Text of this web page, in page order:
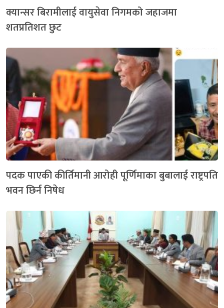
क्यान्सर बिरामीलाई वायुसेवा निगमको जहाजमा
शतप्रतिशत छुट
पदक पाएकी कीर्तिमानी आरोही पूर्णिमाका बुबालाई राष्ट्रपति
भवन छिर्न निषेध